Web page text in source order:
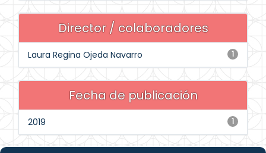
Director / colaboradores
1
Laura Regina Ojeda Navarro
Fecha de publicación
1
2019